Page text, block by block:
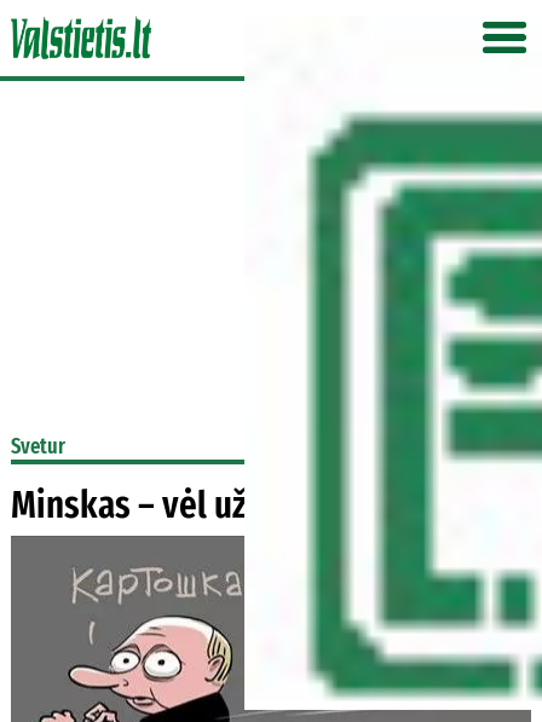
Svetur
Minskas – vėl užsienis